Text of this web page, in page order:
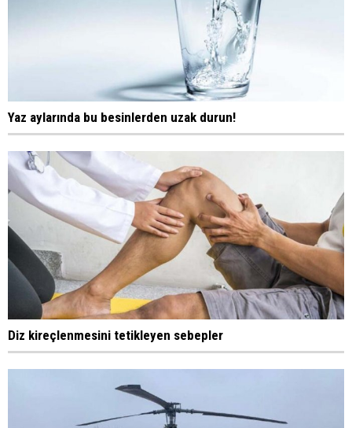
Yaz aylarında bu besinlerden uzak durun!
Diz kireçlenmesini tetikleyen sebepler